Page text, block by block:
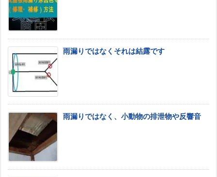
雨漏りではなくそれは結露です
雨漏りではなく、小動物の排泄物や反響音